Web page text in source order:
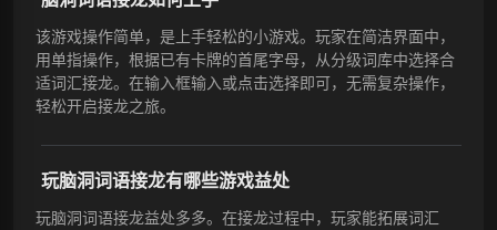
该游戏操作简单，是上手轻松的小游戏。玩家在简洁界面中，
用单指操作，根据已有卡牌的首尾字母，从分级词库中选择合
适词汇接龙。在输入框输入或点击选择即可，无需复杂操作，
轻松开启接龙之旅。
玩脑洞词语接龙有哪些游戏益处
玩脑洞词语接龙益处多多。在接龙过程中，玩家能拓展词汇